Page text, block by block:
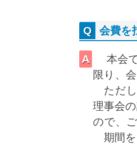
会費を
本会
限り、
ただし
理事会
ので、
期間を